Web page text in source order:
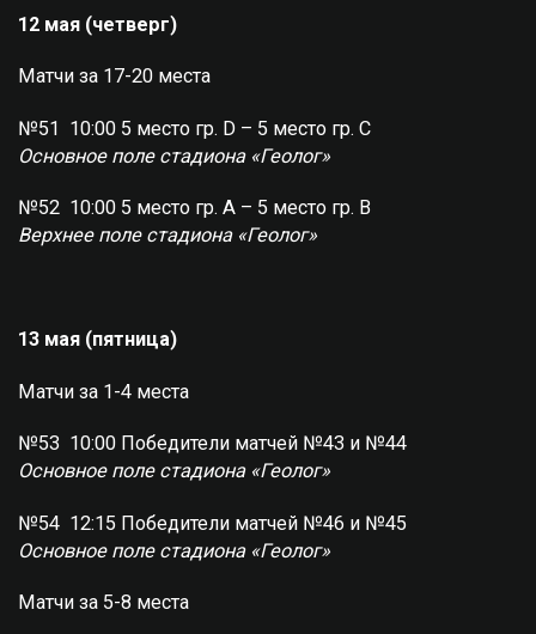
12 мая (четверг)
Матчи за 17-20 места
№51 10:00 5 место гр. D – 5 место гр. С
Основное поле стадиона «Геолог»
№52 10:00 5 место гр. А – 5 место гр. В
Верхнее поле стадиона «Геолог»
13 мая (пятница)
Матчи за 1-4 места
№53 10:00 Победители матчей №43 и №44
Основное поле стадиона «Геолог»
№54 12:15 Победители матчей №46 и №45
Основное поле стадиона «Геолог»
Матчи за 5-8 места